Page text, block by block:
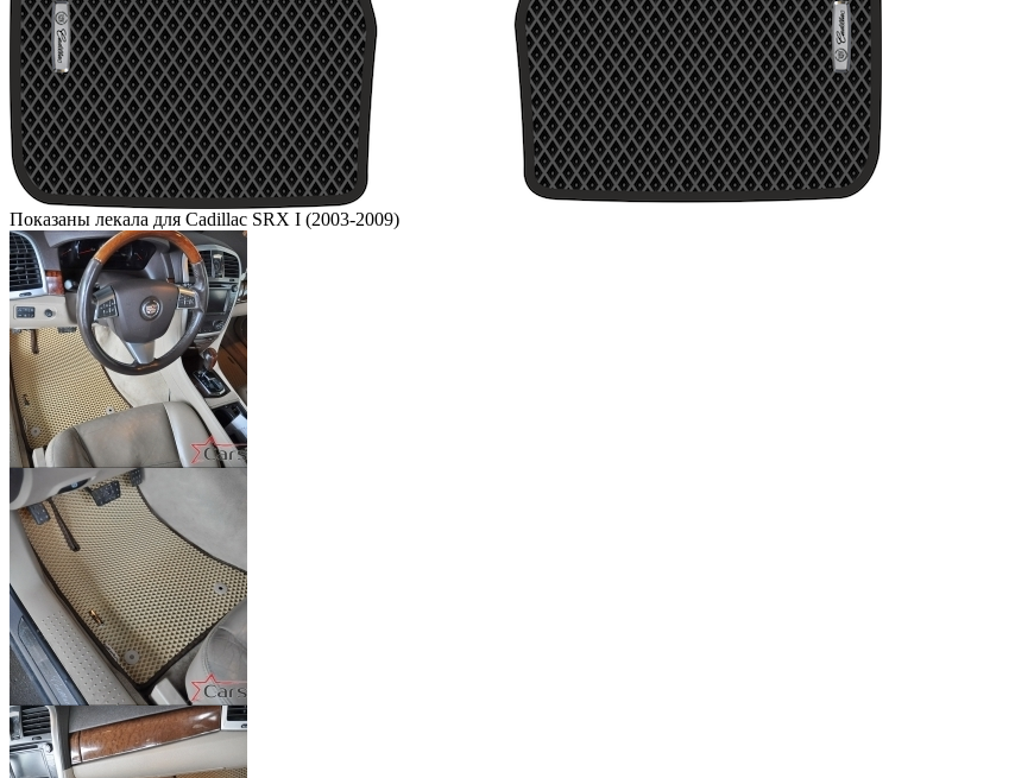
Показаны лекала для Cadillac SRX I (2003-2009)